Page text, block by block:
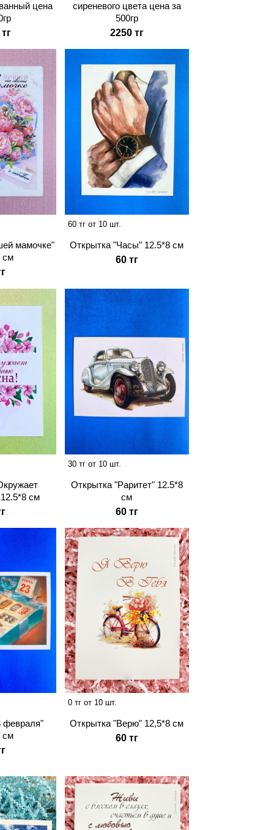
цена
сиреневого цвета цена за
500гр
2250 тг
мамочке"
см
60 тг от 10 шт.
Открытка "Часы" 12.5*8 см
60 тг
см
30 тг от 10 шт.
Открытка "Раритет" 12.5*8
см
60 тг
февраля"
см
0 тг от 10 шт.
Открытка "Верю" 12,5*8 см
60 тг